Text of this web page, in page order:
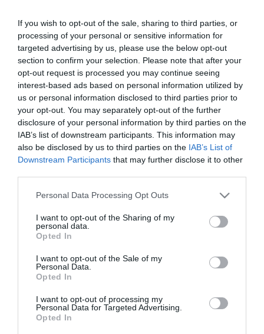
If you wish to opt-out of the sale, sharing to third parties, or
processing of your personal or sensitive information for
targeted advertising by us, please use the below opt-out
section to confirm your selection. Please note that after your
opt-out request is processed you may continue seeing
interest-based ads based on personal information utilized by
us or personal information disclosed to third parties prior to
your opt-out. You may separately opt-out of the further
disclosure of your personal information by third parties on the
IAB’s list of downstream participants. This information may
also be disclosed by us to third parties on the IAB’s List of
Downstream Participants that may further disclose it to other
Please note that this website/app uses one or more Google
not limited to your visit or usage behaviour. You may click to
grant or deny consent to Google and its third-party tags to
use your data for below specified purposes in below Google
consent section.
Personal Data Processing Opt Outs
I want to opt-out of the Sharing of my
personal data.
Opted In
I want to opt-out of the Sale of my
Personal Data.
Opted In
I want to opt-out of processing my
Personal Data for Targeted Advertising.
Opted In
facebook oldalunk havi
kétmillió embert ér el, több,
mint kettőszázezer lájkolója
van az oldalnak. A meglévő
hírpiacon speciális helyzetét
annak köszönheti, hogy olvasóinak többsége kevés egyéb híroldalt
olvas. Ennek megfelelően a hír site-okon megjelenő reklámoknál
nagyon jó kiegészítő kommunikációs csatornaként tud felületet
biztosítani. A Ma.hu szerkesztősége gyors, hatékony és rugalmas,
ahol a szerkesztők percre kész, friss és aktuális információkat
biztosítanak olvasóiknak. A Ma.hu portálon megjelenő cikkek,
hírek az egyik legjobb válogatás a hazai piacon. Kiemelt témák az
Életmód és a Kultúra rovatok.
Figyelem! A cikkhez hozzáfűzött hozzászólások nem a ma.hu
network nézeteit
tükrözik. A szerkesztőség mindössze a hírek publikációjával foglalkozik, a
kommenteket nem tudja befolyásolni - azok az olvasók személyes véleményét
Kérjük, kulturáltan, mások személyiségi jogainak és jó hírnevének tiszteletben
tartásával kommenteljenek!